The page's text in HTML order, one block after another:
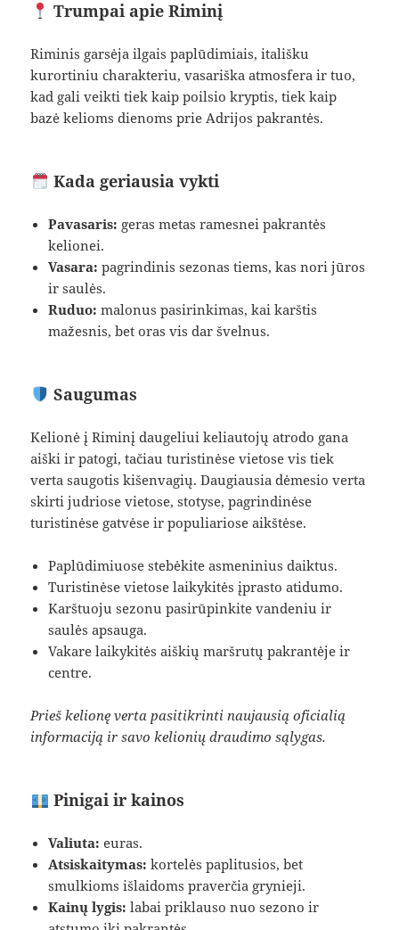
Trumpai apie Riminį
Riminis garsėja ilgais paplūdimiais, itališku
kurortiniu charakteriu, vasariška atmosfera ir tuo,
kad gali veikti tiek kaip poilsio kryptis, tiek kaip
bazė kelioms dienoms prie Adrijos pakrantės.
Kada geriausia vykti
Pavasaris: geras metas ramesnei pakrantės
kelionei.
Vasara: pagrindinis sezonas tiems, kas nori jūros
ir saulės.
Ruduo: malonus pasirinkimas, kai karštis
mažesnis, bet oras vis dar švelnus.
Saugumas
Kelionė į Riminį daugeliui keliautojų atrodo gana
aiški ir patogi, tačiau turistinėse vietose vis tiek
verta saugotis kišenvagių. Daugiausia dėmesio verta
skirti judriose vietose, stotyse, pagrindinėse
turistinėse gatvėse ir populiariose aikštėse.
Paplūdimiuose stebėkite asmeninius daiktus.
Turistinėse vietose laikykitės įprasto atidumo.
Karštuoju sezonu pasirūpinkite vandeniu ir
saulės apsauga.
Vakare laikykitės aiškių maršrutų pakrantėje ir
centre.
Prieš kelionę verta pasitikrinti naujausią oficialią
informaciją ir savo kelionių draudimo sąlygas.
Pinigai ir kainos
Valiuta: euras.
Atsiskaitymas: kortelės paplitusios, bet
smulkioms išlaidoms praverčia grynieji.
Kainų lygis: labai priklauso nuo sezono ir